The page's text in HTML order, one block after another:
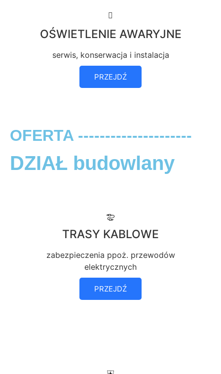
OŚWIETLENIE AWARYJNE
serwis, konserwacja i instalacja
PRZEJDŹ
OFERTA ---------------------
DZIAŁ budowlany
TRASY KABLOWE
zabezpieczenia ppoż. przewodów
elektrycznych
PRZEJDŹ